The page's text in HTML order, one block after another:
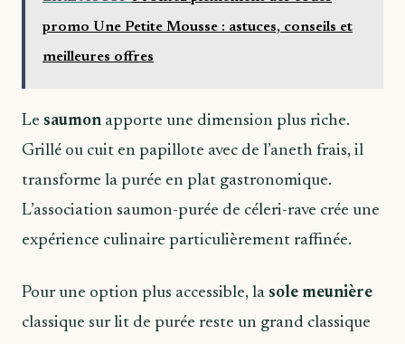
promo Une Petite Mousse : astuces, conseils et
meilleures offres
Le saumonapporte une dimension plus riche.
Grillé ou cuit en papillote avec de l’aneth frais, il
transforme la purée en plat gastronomique.
L’association saumon-purée de céleri-rave crée une
expérience culinaire particulièrement raffinée.
Pour une option plus accessible, la sole meunière
classique sur lit de purée reste un grand classique